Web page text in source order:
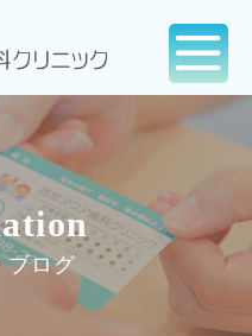
ブログ